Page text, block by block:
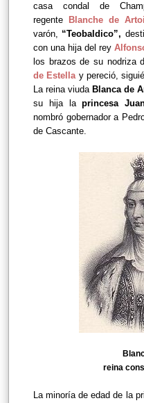
casa condal de
regente
Blanche de
varón, “Teobaldico”,
con una hija del rey
los brazos de su nodriza
de Estella y pereció,
La reina viuda Blanca de
su hija laprincesa
nombró gobernador a
de Cascante.
reina
La minoría de edad de la